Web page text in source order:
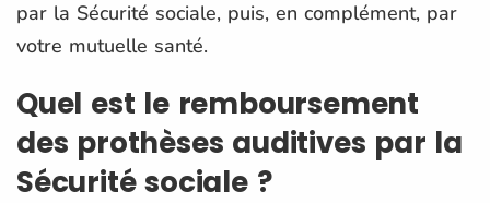
par la Sécurité sociale, puis, en complément, par
votre mutuelle santé.
Quel est le remboursement
des prothèses auditives par la
Sécurité sociale ?